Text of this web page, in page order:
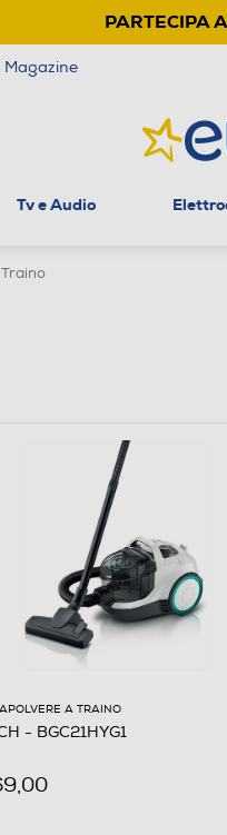
PARTECIPA
Magazine
Tv e Audio
A TRAINO
- BGC21HYG1